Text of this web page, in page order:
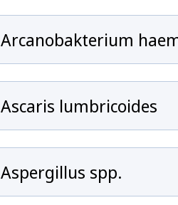
Arcanobakterium
Ascaris lumbricoides
Aspergillus spp.